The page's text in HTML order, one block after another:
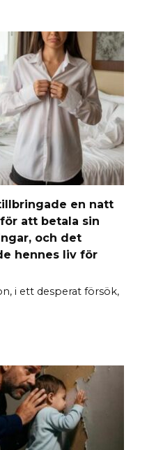
en natt
att betala sin
och det
hennes liv för
i ett desperat försök,